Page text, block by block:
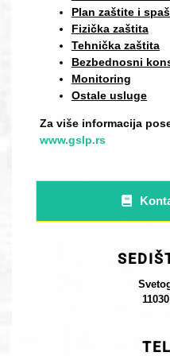
Plan zaštite i
Fizička zaštita
Tehnička zaštita
Bezbednosni
Monitoring
Ostale usluge
Za više informacija
www.gslp.rs